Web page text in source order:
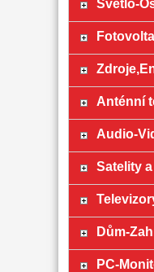
Světlo-
Anténní
Audio-
Satelity
Dům-
PC-